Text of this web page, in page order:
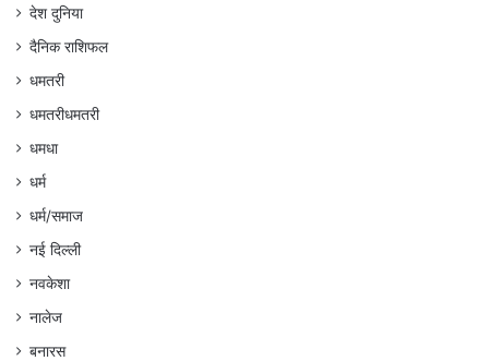
देश दुनिया
दैनिक राशिफल
धमतरी
धमतरीधमतरी
धमधा
धर्म
धर्म/समाज
नई दिल्ली
नवकेशा
नालेज
बनारस